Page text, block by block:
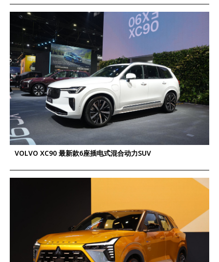
VOLVO XC90 最新款6座插电式混合动力SUV